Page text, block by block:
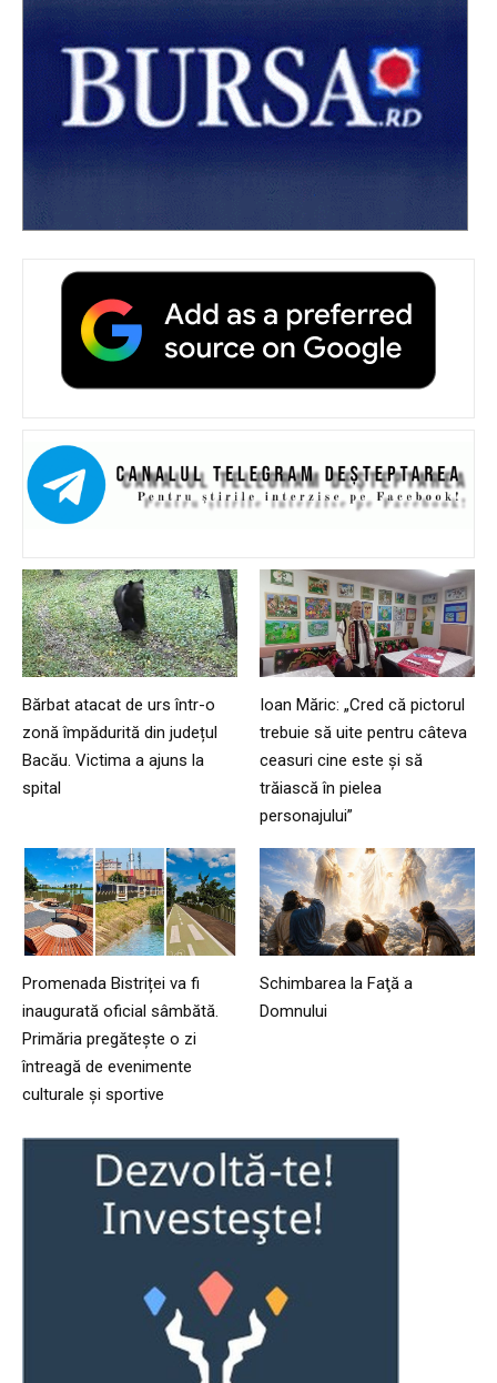
Bărbat atacat de urs într-o
zonă împădurită din județul
Bacău. Victima a ajuns la
spital
Ioan Măric: „Cred că pictorul
trebuie să uite pentru câteva
ceasuri cine este și să
trăiască în pielea
personajului”
Promenada Bistriței va fi
inaugurată oficial sâmbătă.
Primăria pregătește o zi
întreagă de evenimente
culturale și sportive
Schimbarea la Faţă a
Domnului